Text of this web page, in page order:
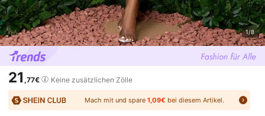
1/8
21 ,77€ Keine zusätzlichen Zölle
Mach mit und spare 1,09€ bei diesem Artikel.